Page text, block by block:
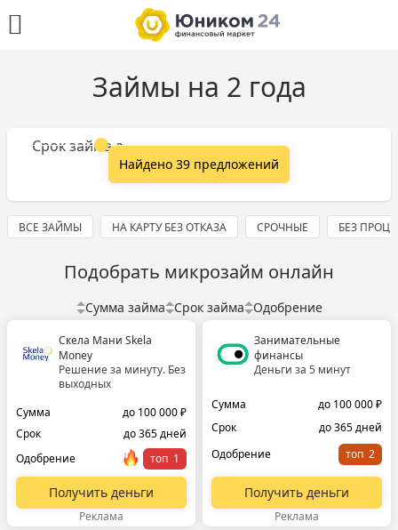
Займы на 2 года
Сумма займа
Срок займа
Найдено 39 предложений
ВСЕ ЗАЙМЫ НА КАРТУ БЕЗ ОТКАЗА СРОЧНЫЕ БЕЗ
Подобрать микрозайм онлайн
Сумма займа Срок займа Одобрение
Скела Мани Skela
Money
Решение за минуту. Без
выходных
Сумма
до 100 000 ₽
Срок
до 365 дней
Одобрение
топ
Получить деньги
Реклама
Занимательные
финансы
Деньги за 5 минут
Сумма
до 100 000 ₽
Срок
до 365 дней
Одобрение
топ
Получить деньги
Реклама